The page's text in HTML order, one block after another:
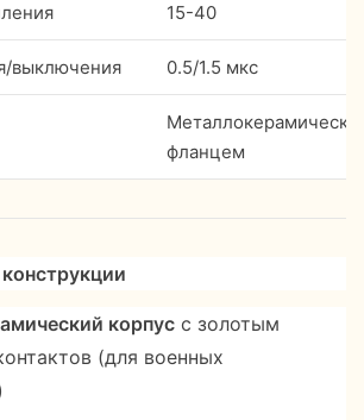
15-40
выключения 0.5/1.5 мкс
фланцем
корпус с золотым
(для военных